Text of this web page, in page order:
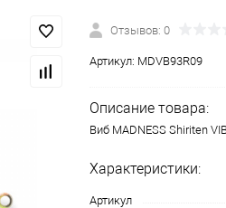
Отзывов: 0
Артикул: MDVB93R09
Описание товара:
Виб MADNESS Shiriten
Характеристики:
Артикул